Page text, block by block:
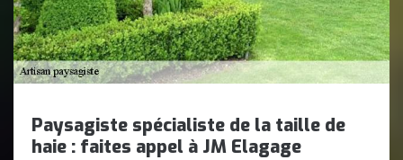
Paysagiste spécialiste de la taille de
haie : faites appel à JM Elagage